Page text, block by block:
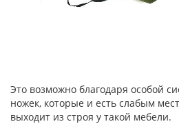
Это возможно благодаря особой
ножек, которые и есть слабым
выходит из строя у такой мебели.